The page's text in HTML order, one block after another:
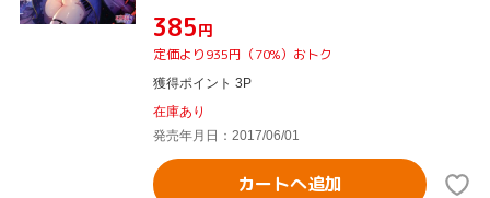
¥385円
定価より935円（70%）おトク
獲得ポイント 3P
在庫あり
発売年月日：2017/06/01
カートへ追加